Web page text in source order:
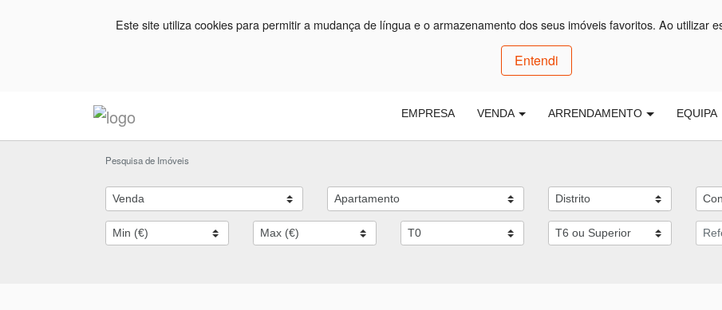
Este site utiliza cookies para permitir a mudança de língua e o armazenamento dos seus imóveis favoritos. Ao utilizar
Entendi
EMPRESA VENDA ARRENDAMENTO EQUIPA
Pesquisa de Imóveis